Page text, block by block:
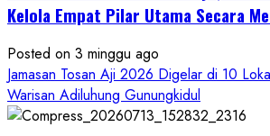
Ruwatan
Petilasan
Sendangwangi
Mohon
Restu
Kelola Empat Pilar Utama Secara
Posted on 3 minggu ago
Jamasan Tosan Aji 2026 Digelar di 10
Warisan Adiluhung Gunungkidul